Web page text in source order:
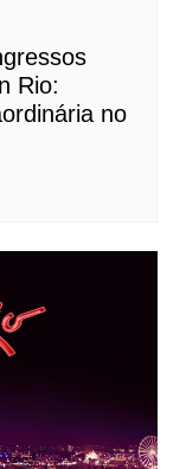
Rio:
no